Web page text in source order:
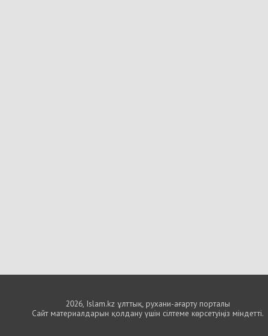
2026, Islam.kz ұлттық, рухани-ағарту порталы
Сайт материалдарын қолдану үшін сілтеме көрсетуіңіз міндетті.